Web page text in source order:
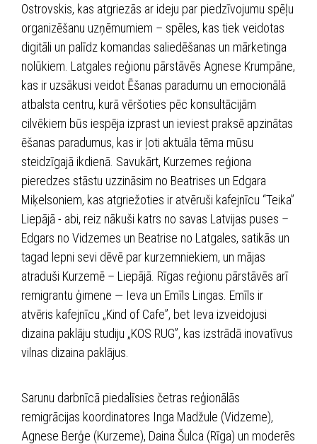
Ostrovskis, kas atgriezās ar ideju par piedzīvojumu spēļu
organizēšanu uzņēmumiem – spēles, kas tiek veidotas
digitāli un palīdz komandas saliedēšanas un mārketinga
nolūkiem. Latgales reģionu pārstāvēs Agnese Krumpāne,
kas ir uzsākusi veidot Ēšanas paradumu un emocionālā
atbalsta centru, kurā vēršoties pēc konsultācijām
cilvēkiem būs iespēja izprast un ieviest praksē apzinātas
ēšanas paradumus, kas ir ļoti aktuāla tēma mūsu
steidzīgajā ikdienā. Savukārt, Kurzemes reģiona
pieredzes stāstu uzzināsim no Beatrises un Edgara
Miķelsoniem, kas atgriežoties ir atvēruši kafejnīcu “Teika”
Liepājā - abi, reiz nākuši katrs no savas Latvijas puses –
Edgars no Vidzemes un Beatrise no Latgales, satikās un
tagad lepni sevi dēvē par kurzemniekiem, un mājas
atraduši Kurzemē – Liepājā. Rīgas reģionu pārstāvēs arī
remigrantu ģimene — Ieva un Emīls Lingas. Emīls ir
atvēris kafejnīcu „Kind of Cafe”, bet Ieva izveidojusi
dizaina paklāju studiju „KOS RUG”, kas izstrādā inovatīvus
vilnas dizaina paklājus.
Sarunu darbnīcā piedalīsies četras reģionālās
remigrācijas koordinatores Inga Madžule (Vidzeme),
Agnese Berģe (Kurzeme), Daina Šulca (Rīga) un moderēs